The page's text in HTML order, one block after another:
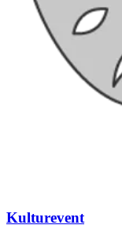
Kulturevent